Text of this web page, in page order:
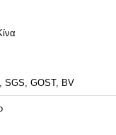
SGS, GOST, BV